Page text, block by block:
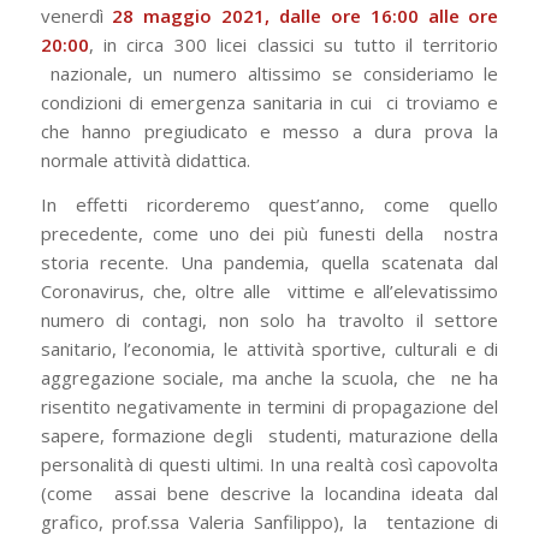
venerdì 28 maggio 2021, dalle ore 16:00 alle ore
20:00, in circa 300 licei classici su tutto il territorio
nazionale, un numero altissimo se consideriamo le
condizioni di emergenza sanitaria in cui
ci troviamo e
che hanno pregiudicato e messo a dura prova la
normale attività didattica.
In effetti ricorderemo quest’anno, come quello
precedente, come uno dei più funesti della
nostra
storia recente. Una pandemia, quella scatenata dal
Coronavirus, che, oltre alle
vittime e all’elevatissimo
numero di contagi, non solo ha travolto il settore
sanitario,l’economia, le attività sportive, culturali e di
aggregazione sociale, ma anche la scuola, che
ne ha
risentito negativamente in termini di propagazione del
sapere, formazione degli
studenti, maturazione della
personalità di questi ultimi. In una realtà così capovolta
(come
assai bene descrive la locandina ideata dal
grafico, prof.ssa Valeria Sanfilippo), la
tentazione di